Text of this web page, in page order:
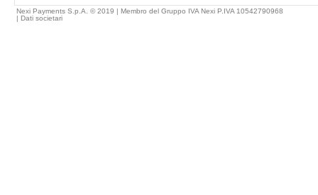
Nexi Payments S.p.A. © 2019 | Membro del Gruppo IVA Nexi P.IVA 10542790968
| Dati societari